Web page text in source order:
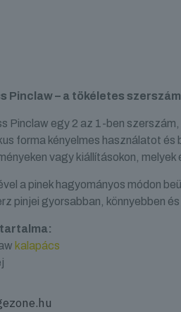
Pinclaw – a tökéletes
Pinclaw egy 2 az 1-ben
forma kényelmes használatot
vagy kiállításokon, melyek
a pinek hagyományos módon
pinjei gyorsabban, könnyebben
kalapács